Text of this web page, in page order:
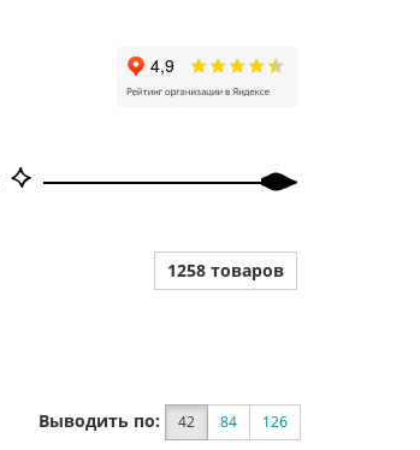
1258 товаров
Выводить по: 42 84 126